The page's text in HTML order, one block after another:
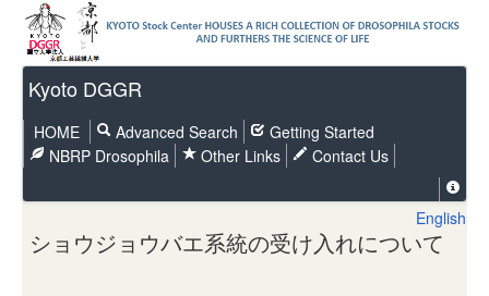
Kyoto DGGR
HOME Advanced Search
Getting Started
NBRP Drosophila
Other Links Contact Us
English
ショウジョウバエ系統の受け入れについて